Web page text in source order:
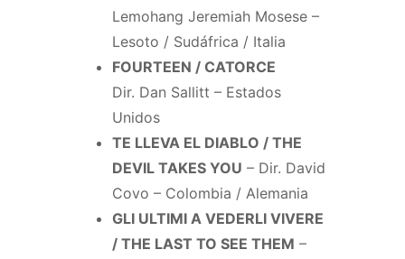
Lemohang Jeremiah Mosese –
Lesoto / Sudáfrica / Italia
FOURTEEN / CATORCE
Dir. Dan Sallitt – Estados
Unidos
TE LLEVA EL DIABLO / THE
DEVIL TAKES YOU – Dir. David
Covo – Colombia / Alemania
GLI ULTIMI A VEDERLI VIVERE
/ THE LAST TO SEE THEM –